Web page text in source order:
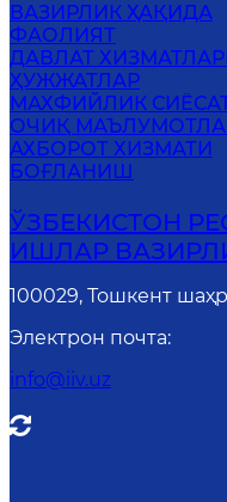
ВАЗИРЛИК ҲАҚИДА
ФАОЛИЯТ
ДАВЛАТ
ҲУЖЖАТЛАР
MАХФИЙЛИК
ОЧИҚ
АХБОРОТ ХИЗМАТИ
БОҒЛАНИШ
ЎЗБЕКИСТОН
ИШЛАР
100029, Тошкент
Электрон почта:
info@iiv.uz